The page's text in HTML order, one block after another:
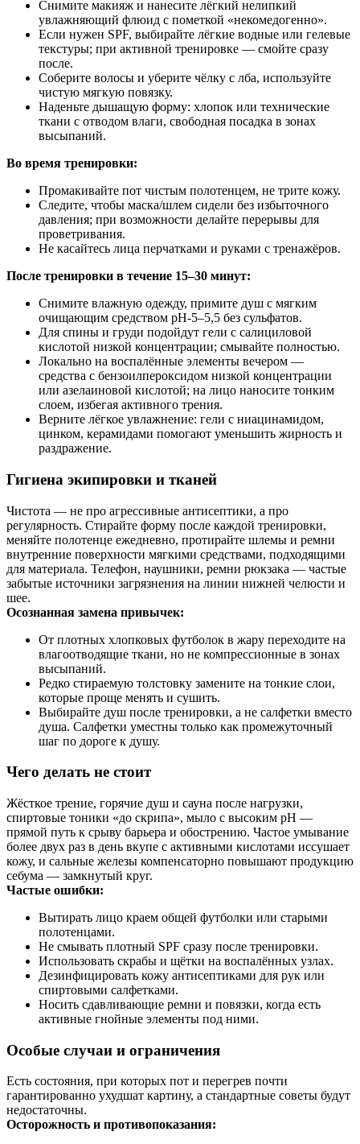
Снимите макияж и нанесите лёгкий нелипкий
увлажняющий флюид с пометкой «некомедогенно».
Если нужен SPF, выбирайте лёгкие водные или гелевые
текстуры; при активной тренировке — смойте сразу
после.
Соберите волосы и уберите чёлку с лба, используйте
чистую мягкую повязку.
Наденьте дышащую форму: хлопок или технические
ткани с отводом влаги, свободная посадка в зонах
высыпаний.
Во время тренировки:
Промакивайте пот чистым полотенцем, не трите кожу.
Следите, чтобы маска/шлем сидели без избыточного
давления; при возможности делайте перерывы для
проветривания.
Не касайтесь лица перчатками и руками с тренажёров.
После тренировки в течение 15–30 минут:
Снимите влажную одежду, примите душ с мягким
очищающим средством pH‑5–5,5 без сульфатов.
Для спины и груди подойдут гели с салициловой
кислотой низкой концентрации; смывайте полностью.
Локально на воспалённые элементы вечером —
средства с бензоилпероксидом низкой концентрации
или азелаиновой кислотой; на лицо наносите тонким
слоем, избегая активного трения.
Верните лёгкое увлажнение: гели с ниацинамидом,
цинком, керамидами помогают уменьшить жирность и
раздражение.
Гигиена экипировки и тканей
Чистота — не про агрессивные антисептики, а про
регулярность. Стирайте форму после каждой тренировки,
меняйте полотенце ежедневно, протирайте шлемы и ремни
внутренние поверхности мягкими средствами, подходящими
для материала. Телефон, наушники, ремни рюкзака — частые
забытые источники загрязнения на линии нижней челюсти и
шее.
Осознанная замена привычек:
От плотных хлопковых футболок в жару переходите на
влагоотводящие ткани, но не компрессионные в зонах
высыпаний.
Редко стираемую толстовку замените на тонкие слои,
которые проще менять и сушить.
Выбирайте душ после тренировки, а не салфетки вместо
душа. Салфетки уместны только как промежуточный
шаг по дороге к душу.
Чего делать не стоит
Жёсткое трение, горячие душ и сауна после нагрузки,
спиртовые тоники «до скрипа», мыло с высоким pH —
прямой путь к срыву барьера и обострению. Частое умывание
более двух раз в день вкупе с активными кислотами иссушает
кожу, и сальные железы компенсаторно повышают продукцию
себума — замкнутый круг.
Частые ошибки:
Вытирать лицо краем общей футболки или старыми
полотенцами.
Не смывать плотный SPF сразу после тренировки.
Использовать скрабы и щётки на воспалённых узлах.
Дезинфицировать кожу антисептиками для рук или
спиртовыми салфетками.
Носить сдавливающие ремни и повязки, когда есть
активные гнойные элементы под ними.
Особые случаи и ограничения
Есть состояния, при которых пот и перегрев почти
гарантированно ухудшат картину, а стандартные советы будут
недостаточны.
Осторожность и противопоказания: